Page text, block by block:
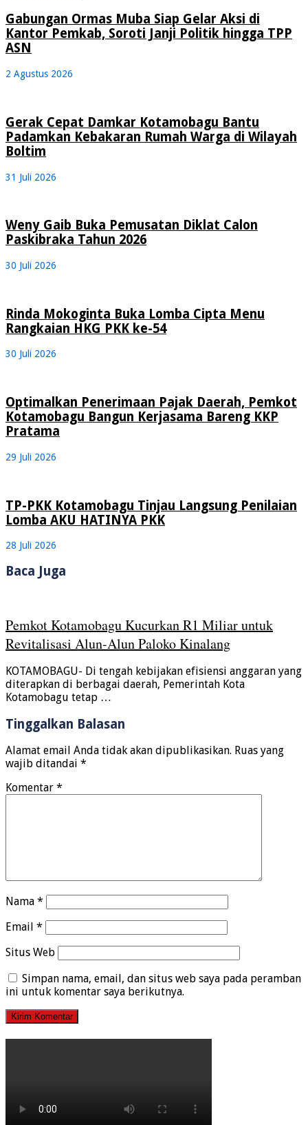
Gabungan Ormas Muba Siap Gelar Aksi di
Kantor Pemkab, Soroti Janji Politik hingga TPP
ASN
2 Agustus 2026
Gerak Cepat Damkar Kotamobagu Bantu
Padamkan Kebakaran Rumah Warga di Wilayah
Boltim
31 Juli 2026
Weny Gaib Buka Pemusatan Diklat Calon
Paskibraka Tahun 2026
30 Juli 2026
Rinda Mokoginta Buka Lomba Cipta Menu
Rangkaian HKG PKK ke-54
30 Juli 2026
Optimalkan Penerimaan Pajak Daerah, Pemkot
Kotamobagu Bangun Kerjasama Bareng KKP
Pratama
29 Juli 2026
TP-PKK Kotamobagu Tinjau Langsung Penilaian
Lomba AKU HATINYA PKK
28 Juli 2026
Baca Juga
Pemkot Kotamobagu Kucurkan R1 Miliar untuk
Revitalisasi Alun-Alun Paloko Kinalang
KOTAMOBAGU- Di tengah kebijakan efisiensi anggaran yang
diterapkan di berbagai daerah, Pemerintah Kota
Kotamobagu tetap …
Tinggalkan Balasan
Alamat email Anda tidak akan dipublikasikan. Ruas yang
wajib ditandai *
Komentar *
Nama *
Email *
Situs Web
Simpan nama, email, dan situs web saya pada peramban
ini untuk komentar saya berikutnya.